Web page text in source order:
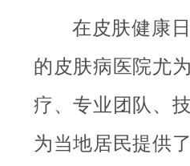
在皮肤健康
的皮肤病医院尤
疗、专业团队、
为当地居民提供